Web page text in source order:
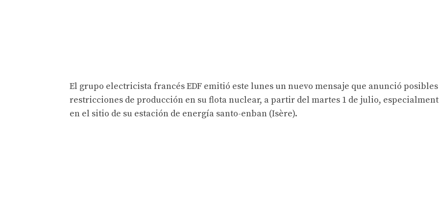
El grupo electricista francés EDF emitió este lunes un nuevo mensaje que anunció posibles
restricciones de producción en su flota nuclear, a partir del martes 1 de julio,
en el sitio de su estación de energía santo-enban (Isère).